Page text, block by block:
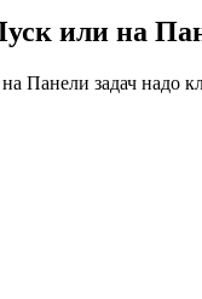
или на
на Панели задач